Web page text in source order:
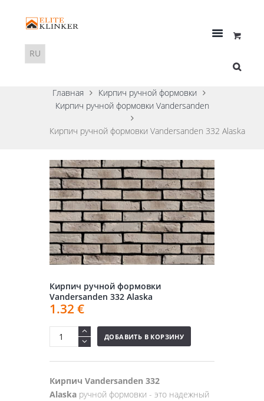
Главная
Кирпич ручной формовки
Кирпич ручной формовки Vandersanden
Кирпич ручной формовки Vandersanden 332 Alaska
Кирпич ручной формовки
Vandersanden 332 Alaska
1.32 €
ДОБАВИТЬ В КОРЗИНУ
Кирпич Vandersanden 332
Alaska ручной формовки - это надежный